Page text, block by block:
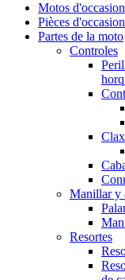
Motos
Pièces
Partes de la moto
Controles
Manillar y
Resortes